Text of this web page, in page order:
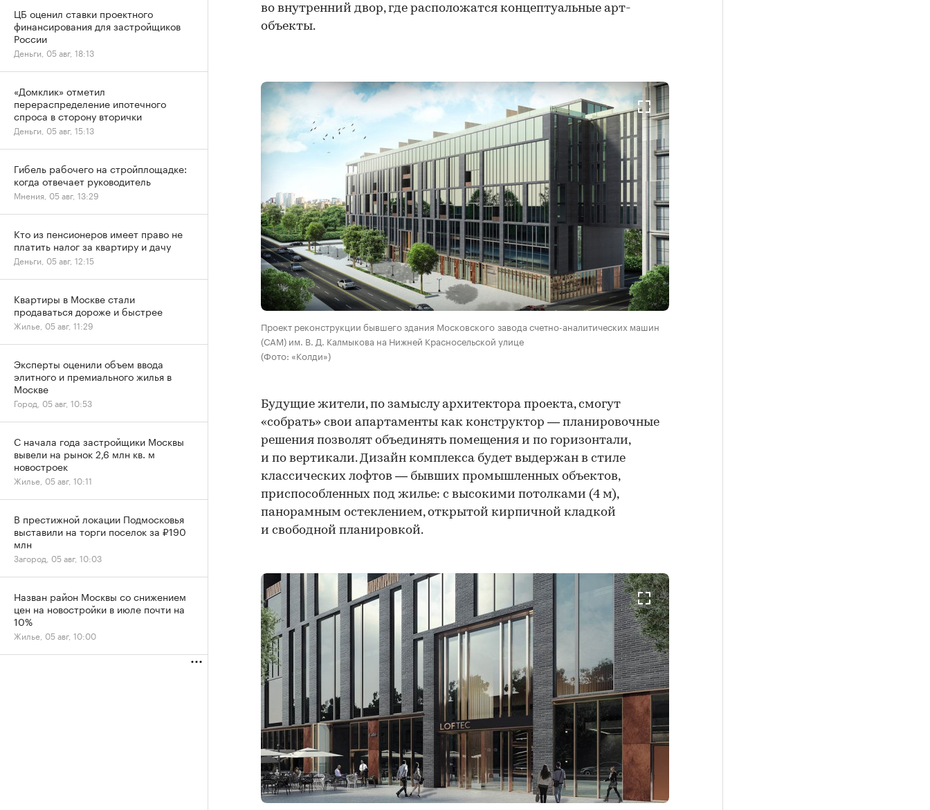
во внутренний двор, где расположатся концептуальные арт-
объекты.
Проект реконструкции бывшего здания Московского завода счетно-аналитических машин
(САМ) им. В. Д. Калмыкова на Нижней Красносельской улице
(Фото: «Колди»)
Будущие жители, по замыслу архитектора проекта, смогут
«собрать» свои апартаменты как конструктор — планировочные
решения позволят объединять помещения и по горизонтали,
и по вертикали. Дизайн комплекса будет выдержан в стиле
классических лофтов — бывших промышленных объектов,
приспособленных под жилье: с высокими потолками (4 м),
панорамным остеклением, открытой кирпичной кладкой
и свободной планировкой.
ЦБ оценил ставки проектного
финансирования для застройщиков
России
Деньги, 05 авг, 18:13
«Домклик» отметил
перераспределение ипотечного
спроса в сторону вторички
Деньги, 05 авг, 15:13
Гибель рабочего на стройплощадке:
когда отвечает руководитель
Мнения, 05 авг, 13:29
Кто из пенсионеров имеет право не
платить налог за квартиру и дачу
Деньги, 05 авг, 12:15
Квартиры в Москве стали
продаваться дороже и быстрее
Жилье, 05 авг, 11:29
Эксперты оценили объем ввода
элитного и премиального жилья в
Москве
Город, 05 авг, 10:53
С начала года застройщики Москвы
вывели на рынок 2,6 млн кв. м
новостроек
Жилье, 05 авг, 10:11
В престижной локации Подмосковья
выставили на торги поселок за ₽190
млн
Загород, 05 авг, 10:03
Назван район Москвы со снижением
цен на новостройки в июле почти на
10%
Жилье, 05 авг, 10:00